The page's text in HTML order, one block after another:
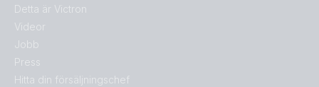
Detta är Victron
Videor
Jobb
Press
Hitta din försäljningschef